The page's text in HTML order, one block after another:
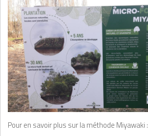
Pour en savoir plus sur la méthode Miyawaki :